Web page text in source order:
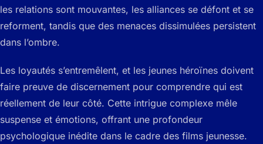
les relations sont mouvantes, les alliances se défont et se
reforment, tandis que des menaces dissimulées persistent
dans l’ombre.
Les loyautés s’entremêlent, et les jeunes héroïnes doivent
faire preuve de discernement pour comprendre qui est
réellement de leur côté. Cette intrigue complexe mêle
suspense et émotions, offrant une profondeur
psychologique inédite dans le cadre des films jeunesse.